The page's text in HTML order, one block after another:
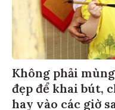
Không phải
đẹp để khai bút,
hay vào các giờ